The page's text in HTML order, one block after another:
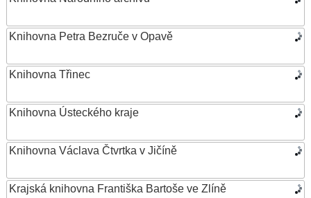
Knihovna Petra Bezruče v Opavě
Knihovna Třinec
Knihovna Ústeckého kraje
Knihovna Václava Čtvrtka v Jičíně
Krajská knihovna Františka Bartoše ve Zlíně